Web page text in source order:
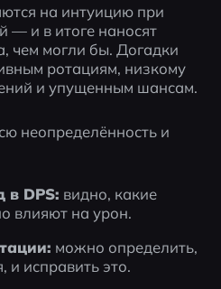
на интуицию при
— и в итоге наносят
чем могли бы. Догадки
ротациям, низкому
и упущенным шансам.
неопределённость и
в DPS: видно, какие
влияют на урон.
можно определить,
и исправить это.